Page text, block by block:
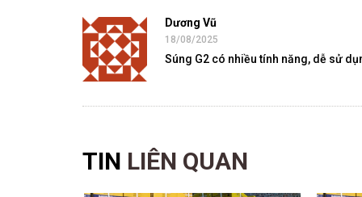
Dương Vũ
18/08/2025
Súng G2 có nhiều tính năng, dễ sử
TIN LIÊN QUAN